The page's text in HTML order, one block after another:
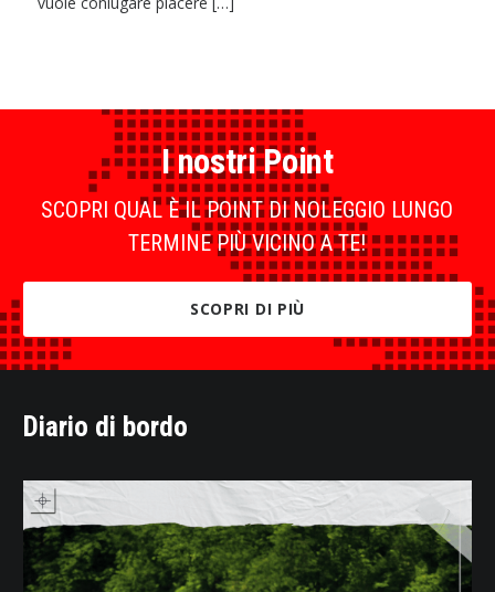
I nostri Point
SCOPRI QUAL È IL POINT DI NOLEGGIO LUNGO
TERMINE PIÙ VICINO A TE!
SCOPRI DI PIÙ
Diario di bordo